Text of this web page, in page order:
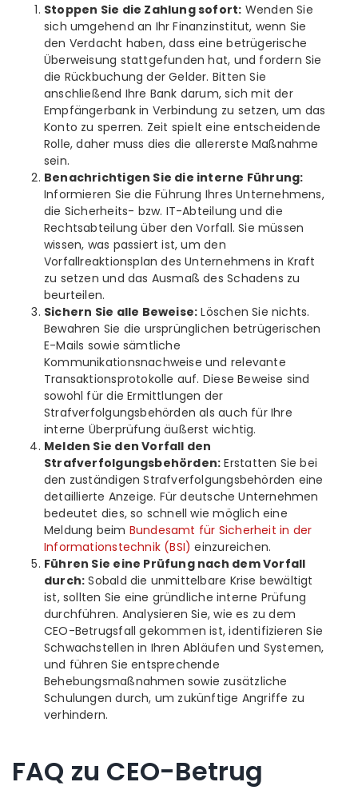
Stoppen Sie die Zahlung sofort: Wenden Sie
sich umgehend an Ihr Finanzinstitut, wenn Sie
den Verdacht haben, dass eine betrügerische
Überweisung stattgefunden hat, und fordern Sie
die Rückbuchung der Gelder. Bitten Sie
anschließend Ihre Bank darum, sich mit der
Empfängerbank in Verbindung zu setzen, um das
Konto zu sperren. Zeit spielt eine entscheidende
Rolle, daher muss dies die allererste Maßnahme
sein.
Benachrichtigen Sie die interne Führung:
Informieren Sie die Führung Ihres Unternehmens,
die Sicherheits- bzw. IT-Abteilung und die
Rechtsabteilung über den Vorfall. Sie müssen
wissen, was passiert ist, um den
Vorfallreaktionsplan des Unternehmens in Kraft
zu setzen und das Ausmaß des Schadens zu
beurteilen.
Sichern Sie alle Beweise: Löschen Sie nichts.
Bewahren Sie die ursprünglichen betrügerischen
E-Mails sowie sämtliche
Kommunikationsnachweise und relevante
Transaktionsprotokolle auf. Diese Beweise sind
sowohl für die Ermittlungen der
Strafverfolgungsbehörden als auch für Ihre
interne Überprüfung äußerst wichtig.
Melden Sie den Vorfall den
Strafverfolgungsbehörden: Erstatten Sie bei
den zuständigen Strafverfolgungsbehörden eine
detaillierte Anzeige. Für deutsche Unternehmen
bedeutet dies, so schnell wie möglich eine
Meldung beim Bundesamt für Sicherheit in der
Informationstechnik (BSI) einzureichen.
Führen Sie eine Prüfung nach dem Vorfall
durch: Sobald die unmittelbare Krise bewältigt
ist, sollten Sie eine gründliche interne Prüfung
durchführen. Analysieren Sie, wie es zu dem
CEO-Betrugsfall gekommen ist, identifizieren Sie
Schwachstellen in Ihren Abläufen und Systemen,
und führen Sie entsprechende
Behebungsmaßnahmen sowie zusätzliche
Schulungen durch, um zukünftige Angriffe zu
verhindern.
FAQ zu CEO-Betrug